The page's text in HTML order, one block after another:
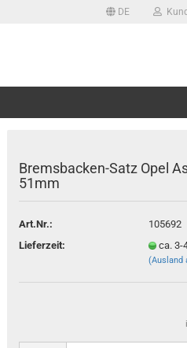
DE
Konto erstellen
Passwort vergessen?
Bremsbacken-Satz Opel
51mm
Art.Nr.:
105692
Lieferzeit:
ca. 3-
(Ausland